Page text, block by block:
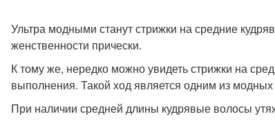
Ультра модными станут стрижки на средние
женственности прически.
К тому же, нередко можно увидеть стрижки на
выполнения. Такой ход является одним из
При наличии средней длины кудрявые волосы